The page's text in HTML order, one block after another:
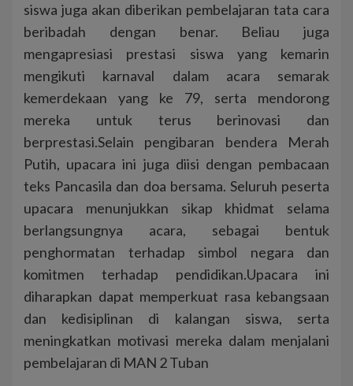
siswa juga akan diberikan pembelajaran tata cara
beribadah dengan benar. Beliau juga
mengapresiasi prestasi siswa yang kemarin
mengikuti karnaval dalam acara semarak
kemerdekaan yang ke 79, serta mendorong
mereka untuk terus berinovasi dan
berprestasi.Selain pengibaran bendera Merah
Putih, upacara ini juga diisi dengan pembacaan
teks Pancasila dan doa bersama. Seluruh peserta
upacara menunjukkan sikap khidmat selama
berlangsungnya acara, sebagai bentuk
penghormatan terhadap simbol negara dan
komitmen terhadap pendidikan.Upacara ini
diharapkan dapat memperkuat rasa kebangsaan
dan kedisiplinan di kalangan siswa, serta
meningkatkan motivasi mereka dalam menjalani
pembelajaran di MAN 2 Tuban